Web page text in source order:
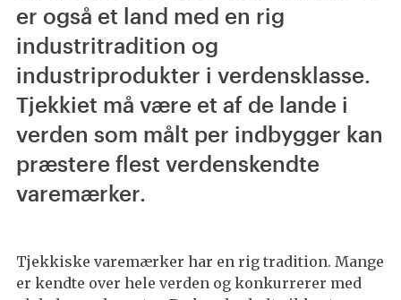
er også et land med en rig
industritradition og
industriprodukter i verdensklasse.
Tjekkiet må være et af de lande i
verden som målt per indbygger kan
præstere flest verdenskendte
varemærker.
Tjekkiske varemærker har en rig tradition. Mange
er kendte over hele verden og konkurrerer med